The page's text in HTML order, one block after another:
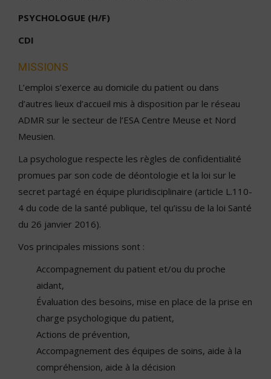
PSYCHOLOGUE (H/F)
CDI
MISSIONS
L’emploi s’exerce au domicile du patient ou dans
d’autres lieux d’accueil mis à disposition par le réseau
ADMR sur le secteur de l’ESA Centre Meuse et Nord
Meusien.
La psychologue respecte les règles de confidentialité
promues par son code de déontologie et la loi sur le
secret partagé en équipe pluridisciplinaire (article L.110-
4 du code de la santé publique, tel qu’issu de la loi Santé
du 26 janvier 2016).
Vos principales missions sont :
Accompagnement du patient et/ou du proche
aidant,
Évaluation des besoins, mise en place de la prise en
charge psychologique du patient,
Actions de prévention,
Accompagnement des équipes de soins, aide à la
compréhension, aide à la décision